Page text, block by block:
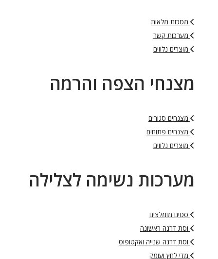
מסכות מלאות
מערכות קשר
מוצרים נלווים
מצנחי הצפה והרמה
מצנחים סגורים
מצנחים פתוחים
מוצרים נלווים
מערכות נשימה לצלילה
סטים מומלצים
וסת דרגה ראשונה
וסת דרגה שנייה ואקטופוס
מדי לחץ ועומק